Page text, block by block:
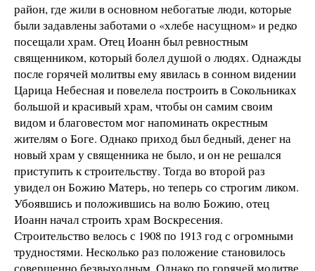
район, где жили в основном небогатые люди, которые
были задавлены заботами о «хлебе насущном» и редко
посещали храм. Отец Иоанн был ревностным
священником, который болел душой о людях. Однажды
после горячей молитвы ему явилась в сонном видении
Царица Небесная и повелела построить в Сокольниках
большой и красивый храм, чтобы он самим своим
видом и благовестом мог напоминать окрестным
жителям о Боге. Однако приход был бедный, денег на
новый храм у священника не было, и он не решался
приступить к строительству. Тогда во второй раз
увидел он Божию Матерь, но теперь со строгим ликом.
Убоявшись и положившись на волю Божию, отец
Иоанн начал строить храм Воскресения.
Строительство велось с 1908 по 1913 год с огромными
трудностями. Несколько раз положение становилось
совершенно безвыходным. Однако по горячей молитве